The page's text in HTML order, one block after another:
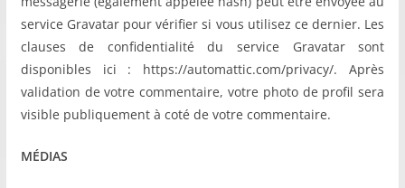
service Gravatar pour vérifier si vous utilisez ce dernier. Les
clauses de confidentialité du service Gravatar sont
disponibles ici : https://automattic.com/privacy/. Après
validation de votre commentaire, votre photo de profil sera
visible publiquement à coté de votre commentaire.
MÉDIAS